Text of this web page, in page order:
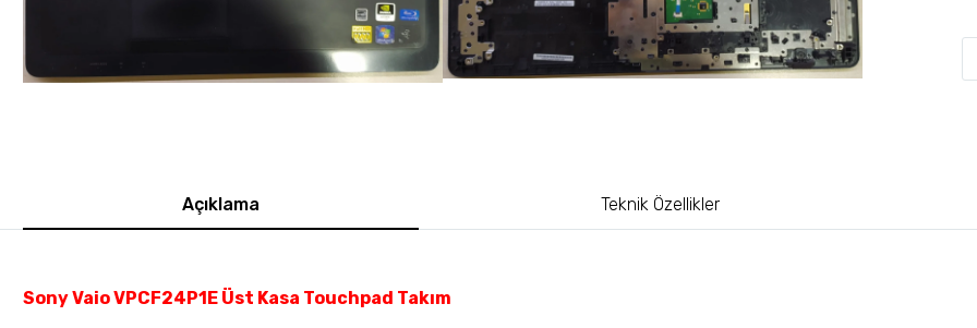
Açıklama Teknik Özellikler
Sony Vaio VPCF24P1E Üst Kasa Touchpad Takım